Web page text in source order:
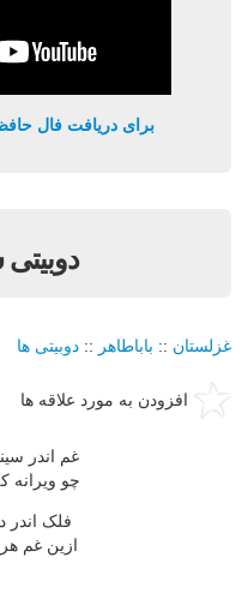
برای دریافت فال
دوبیتی
غزلستان :: باباطاهر :: دوبیتی ها
افزودن به مورد علاقه ها
غم اندر
چو ویرانه
فلک اندر
ازین غم